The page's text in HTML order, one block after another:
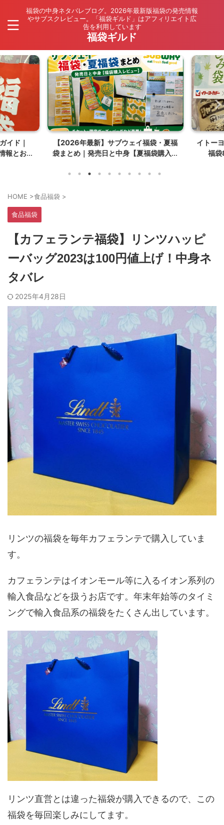
福袋の中身ネタバレブログ。2026年最新版福袋の発売情報
やサブスクレビュー。「福袋ギルド」はアフィリエイト広
告を利用しています
福袋ギルド
イド｜
とお得
【2026年最新】サブウェイ福袋・夏福
袋まとめ｜発売日と中身【夏福袋購入レ
イトー
福袋
HOME >食品福袋 >
食品福袋
【カフェランテ福袋】リンツハッピ
ーバッグ2023は100円値上げ！中身ネ
タバレ
2025年4月28日
リンツの福袋を毎年カフェランテで購入していま
す。
カフェランテはイオンモール等に入るイオン系列の
輸入食品などを扱うお店です。年末年始等のタイミ
ングで輸入食品系の福袋をたくさん出しています。
リンツ直営とは違った福袋が購入できるので、この
福袋を毎回楽しみにしてます。